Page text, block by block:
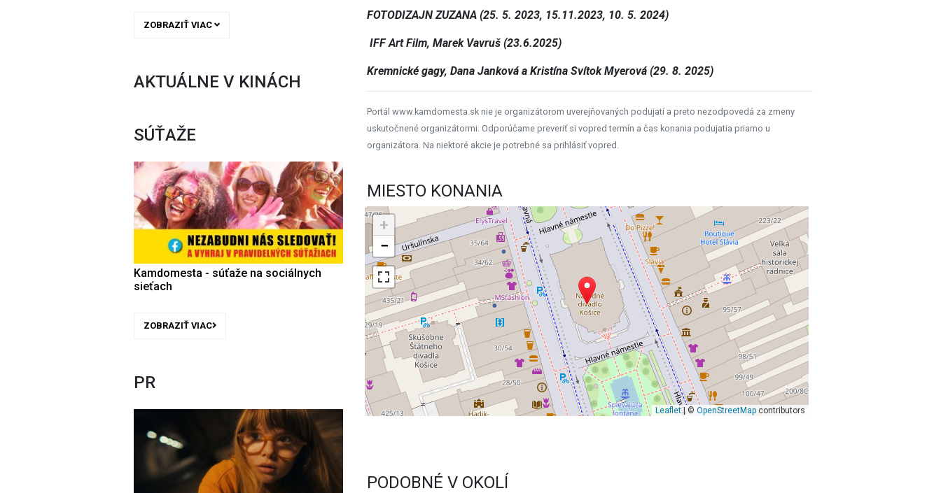
ZOBRAZIŤ VIAC
AKTUÁLNE V KINÁCH
SÚŤAŽE
Kamdomesta - súťaže na sociálnych
sieťach
ZOBRAZIŤ VIAC
PR
FOTODIZAJN ZUZANA (25. 5. 2023, 15.11.2023, 10. 5. 2024)
IFF Art Film, Marek Vavruš (23.6.2025)
Kremnické gagy, Dana Janková a Kristína Svítok Myerová (29. 8. 2025)
Portál www.kamdomesta.sk nie je organizátorom uverejňovaných podujatí a preto nezodpovedá za zmeny
uskutočnené organizátormi. Odporúčame preveriť si vopred termín a čas konania podujatia priamo u
organizátora. Na niektoré akcie je potrebné sa prihlásiť vopred.
MIESTO KONANIA
+
−
Leaflet| © OpenStreetMapcontributors
PODOBNÉ V OKOLÍ